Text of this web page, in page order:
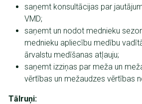
saņemt konsultācijas par
VMD;
saņemt un nodot mednieku
mednieku apliecību medību
ārvalstu medīšanas atļauju;
saņemt izziņas par meža un
vērtības un mežaudzes vērtības
Tālruņi: